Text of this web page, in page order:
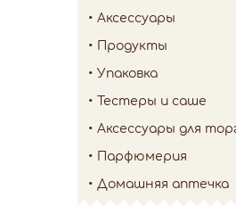
Аксессуары
Продукты
Упаковка
Тестеры и саше
Аксессуары для
Парфюмерия
Домашняя аптечка